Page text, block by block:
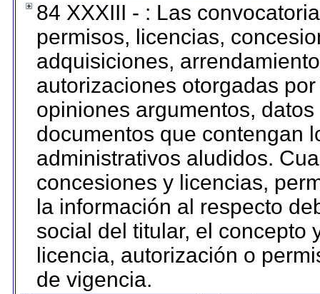
84 XXXIII - : Las
permisos, licencias,
adquisiciones,
autorizaciones otorgadas
opiniones argumentos,
documentos que contengan
administrativos aludidos.
concesiones y licencias,
la información al respecto
social del titular, el concepto
licencia, autorización o
de vigencia.